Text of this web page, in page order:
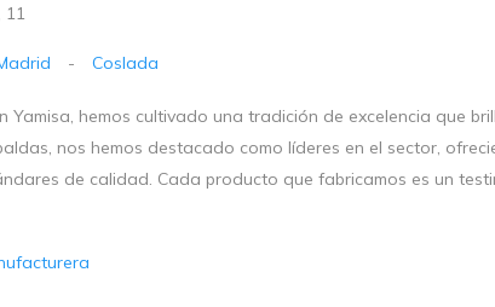
11
- Coslada
Yamisa, hemos cultivado una tradición de excelencia que
nos hemos destacado como líderes en el sector,
de calidad. Cada producto que fabricamos es un